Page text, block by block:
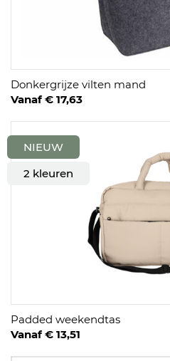
Donkergrijze vilten mand
Vanaf € 17,63
NIEUW
2 kleuren
Padded weekendtas
Vanaf € 13,51